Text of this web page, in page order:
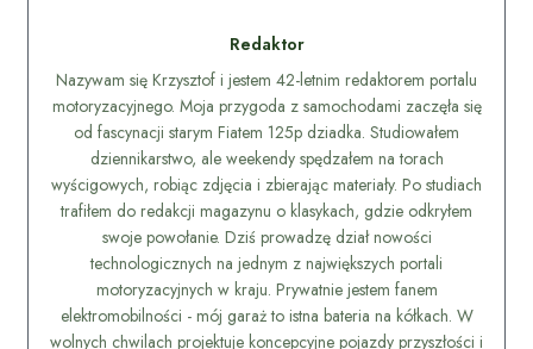
Redaktor
Nazywam się Krzysztof i jestem 42-letnim redaktorem portalu
motoryzacyjnego. Moja przygoda z samochodami zaczęła się
od fascynacji starym Fiatem 125p dziadka. Studiowałem
dziennikarstwo, ale weekendy spędzałem na torach
wyścigowych, robiąc zdjęcia i zbierając materiały. Po studiach
trafiłem do redakcji magazynu o klasykach, gdzie odkryłem
swoje powołanie. Dziś prowadzę dział nowości
technologicznych na jednym z największych portali
motoryzacyjnych w kraju. Prywatnie jestem fanem
elektromobilności - mój garaż to istna bateria na kółkach. W
wolnych chwilach projektuje koncepcyjne pojazdy przyszłości i